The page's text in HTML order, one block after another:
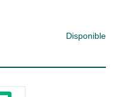
Disponible